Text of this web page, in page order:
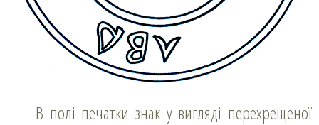
В полі печатки знак у вигляді перехрещеної